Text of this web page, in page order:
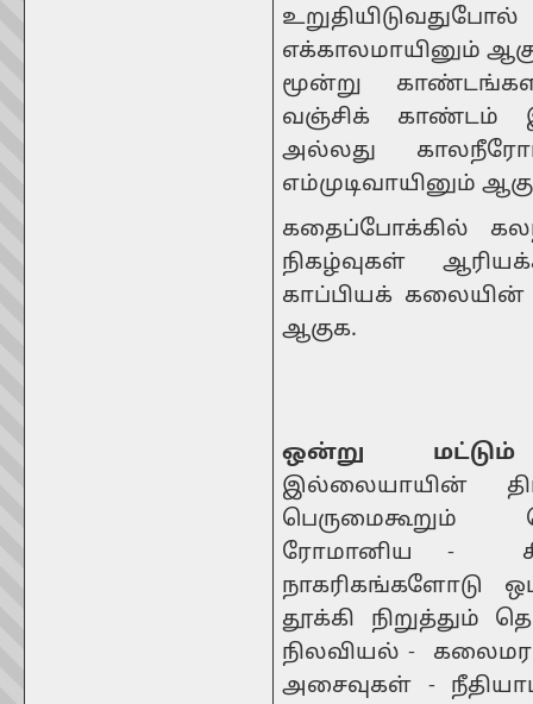
எக்காலமாயினும்
மூன்று
வஞ்சிக் காண்டம்
அல்லது
எம்முடிவாயினும்
கதைப்போக்கில்
நிகழ்வுகள்
காப்பியக்
ஆகுக.
ஒன்று மட்டும்
இல்லையாயின்
ரோமானிய -
நாகரிகங்களோடு
தூக்கி
நிலவியல் -
அசைவுகள் -